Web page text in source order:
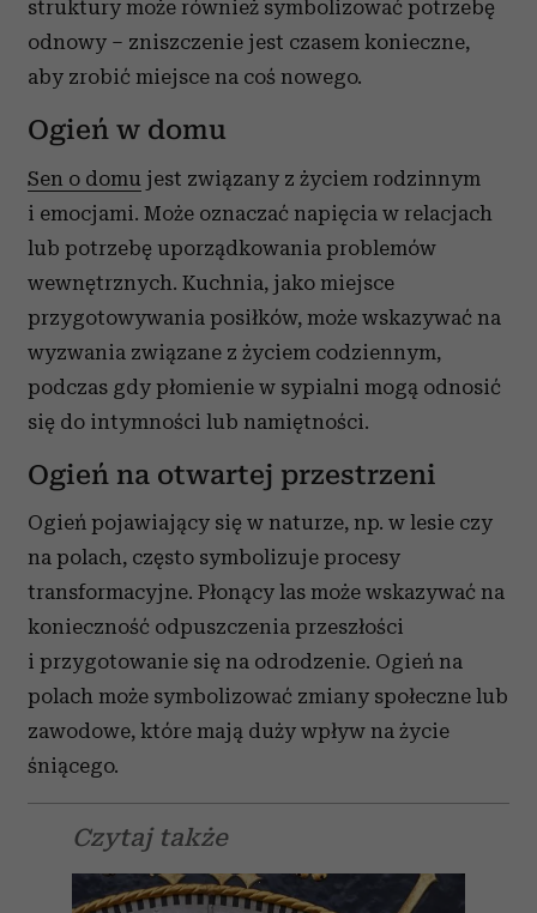
struktury może również symbolizować potrzebę
odnowy – zniszczenie jest czasem konieczne,
aby zrobić miejsce na coś nowego.
Ogień w domu
Sen o domu jest związany z życiem rodzinnym
i emocjami. Może oznaczać napięcia w relacjach
lub potrzebę uporządkowania problemów
wewnętrznych. Kuchnia, jako miejsce
przygotowywania posiłków, może wskazywać na
wyzwania związane z życiem codziennym,
podczas gdy płomienie w sypialni mogą odnosić
się do intymności lub namiętności.
Ogień na otwartej przestrzeni
Ogień pojawiający się w naturze, np. w lesie czy
na polach, często symbolizuje procesy
transformacyjne. Płonący las może wskazywać na
konieczność odpuszczenia przeszłości
i przygotowanie się na odrodzenie. Ogień na
polach może symbolizować zmiany społeczne lub
zawodowe, które mają duży wpływ na życie
śniącego.
Czytaj także